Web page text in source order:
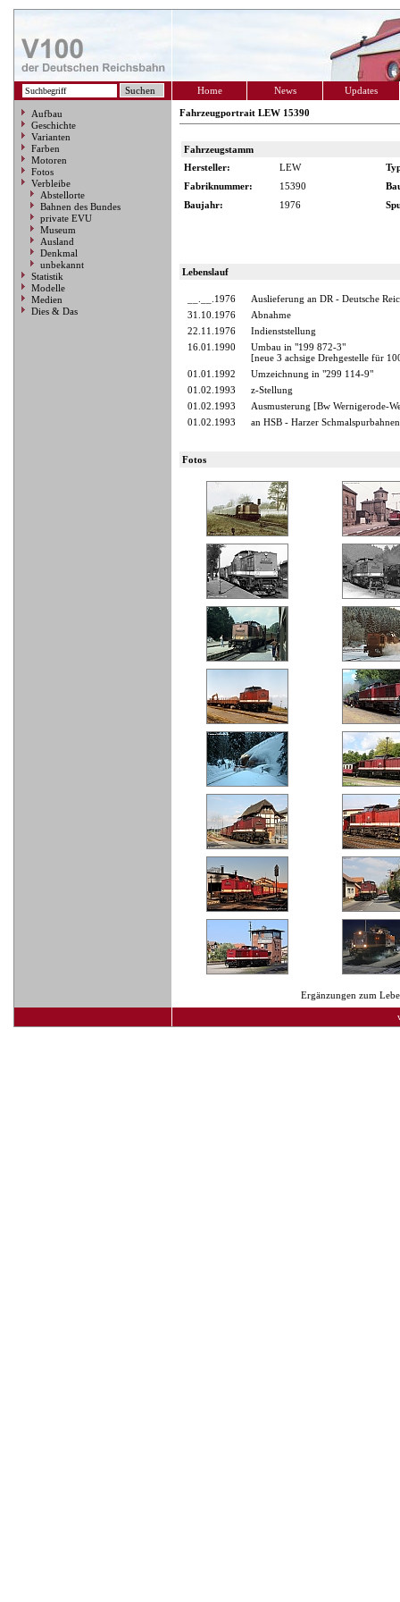
Home News Updates
Aufbau
Geschichte
Varianten
Farben
Motoren
Fotos
Verbleibe
Abstellorte
Bahnen des Bundes
private EVU
Museum
Ausland
Denkmal
unbekannt
Statistik
Modelle
Medien
Dies & Das
Fahrzeugportrait LEW 15390
Fahrzeugstamm
Hersteller:
LEW
Fabriknummer:
15390
Baujahr:
1976
Lebenslauf
__.__.1976
Auslieferung an DR - Deutsche
31.10.1976
Abnahme
22.11.1976
Indienststellung
16.01.1990
Umbau in "199 872-3"
[neue 3 achsige Drehgestelle für
01.01.1992
Umzeichnung in "299 114-9"
01.02.1993
z-Stellung
01.02.1993
Ausmusterung [Bw Wernigerode-
01.02.1993
an HSB - Harzer
Fotos
Ergänzungen zum